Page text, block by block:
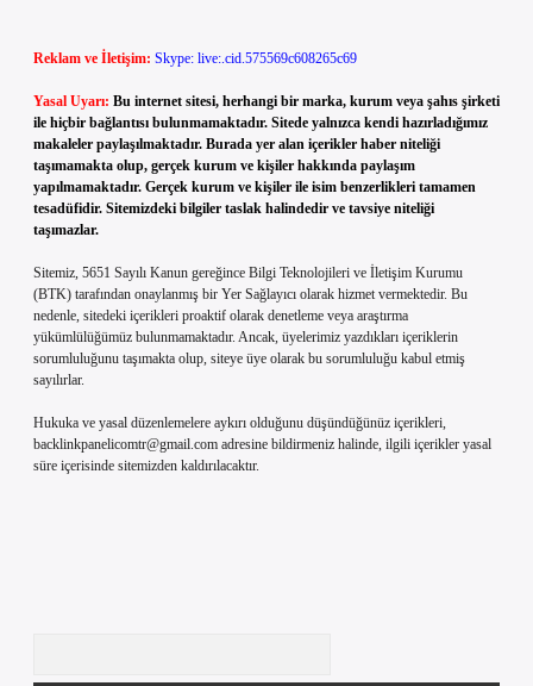
Reklam ve İletişim: Skype: live:.cid.575569c608265c69
Yasal Uyarı: Bu internet sitesi, herhangi bir marka, kurum veya şahıs şirketi
ile hiçbir bağlantısı bulunmamaktadır. Sitede yalnızca kendi hazırladığımız
makaleler paylaşılmaktadır. Burada yer alan içerikler haber niteliği
taşımamakta olup, gerçek kurum ve kişiler hakkında paylaşım
yapılmamaktadır. Gerçek kurum ve kişiler ile isim benzerlikleri tamamen
tesadüfidir. Sitemizdeki bilgiler taslak halindedir ve tavsiye niteliği
taşımazlar.
Sitemiz, 5651 Sayılı Kanun gereğince Bilgi Teknolojileri ve İletişim Kurumu
(BTK) tarafından onaylanmış bir Yer Sağlayıcı olarak hizmet vermektedir. Bu
nedenle, sitedeki içerikleri proaktif olarak denetleme veya araştırma
yükümlülüğümüz bulunmamaktadır. Ancak, üyelerimiz yazdıkları içeriklerin
sorumluluğunu taşımakta olup, siteye üye olarak bu sorumluluğu kabul etmiş
sayılırlar.
Hukuka ve yasal düzenlemelere aykırı olduğunu düşündüğünüz içerikleri,
backlinkpanelicomtr@gmail.com adresine bildirmeniz halinde, ilgili içerikler yasal
süre içerisinde sitemizden kaldırılacaktır.